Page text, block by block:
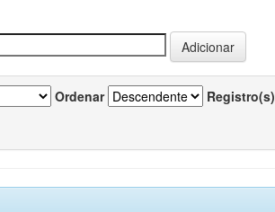
Ordenar Registro(s)